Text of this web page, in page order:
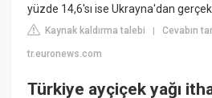
yüzde 14,6'sı ise Ukrayna'dan
Kaynak kaldırma talebi |Cevabın
tr.euronews.com
Türkiye ayçiçek yağı